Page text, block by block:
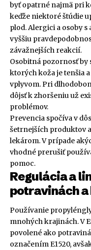
byť opatrné najmä pri
keďže niektoré štúdie
plod. Alergici a osoby
vyššiu
závažnejších reakcií.
Osobitná pozornosť by
ktorých koža je tenšia
vplyvom. Pri
dôjsť k zhoršeniu už
problémov.
Prevencia spočíva v
šetrnejších produktov
lekárom. V prípade
vhodné prerušiť
pomoc.
Regulácia a
potravinách
Používanie
mnohých krajinách. V
povolené ako
označením E1520,